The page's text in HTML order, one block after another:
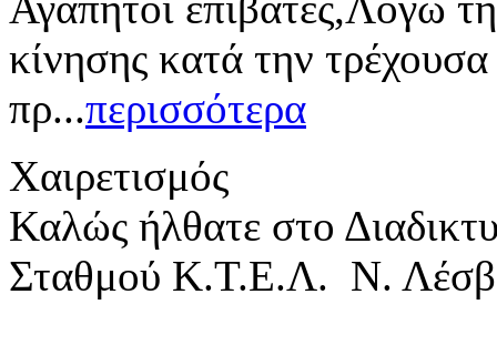
κίνησης κατά την
πρ...περισσότερα
Χαιρετισμός
Καλώς ήλθατε στο
Σταθμού Κ.Τ.Ε.Λ. Ν.